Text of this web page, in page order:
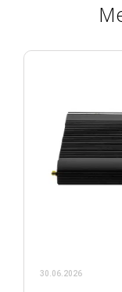
30.06.2026